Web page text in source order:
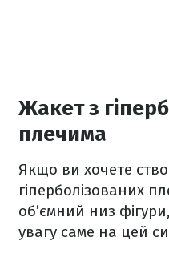
Жакет з
плечима
Якщо ви хочете
гіперболізованих
об’ємний низ
увагу саме на цей